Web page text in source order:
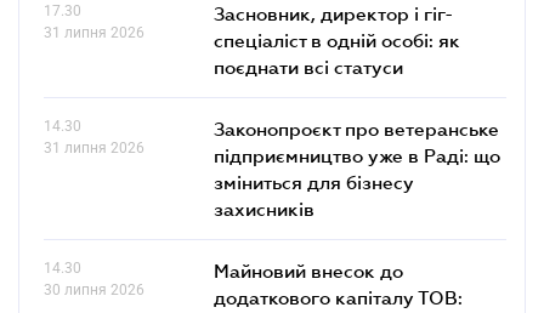
17.30
31 липня 2026
Засновник, директор і гіг-
спеціаліст в одній особі: як
поєднати всі статуси
14.30
31 липня 2026
Законопроєкт про ветеранське
підприємництво уже в Раді: що
зміниться для бізнесу
захисників
14.30
30 липня 2026
Майновий внесок до
додаткового капіталу ТОВ: